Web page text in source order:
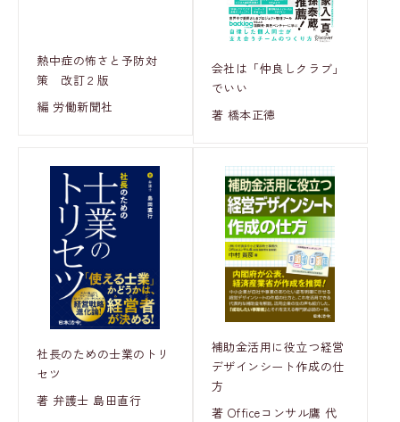
熱中症の怖さと予防対
策 改訂２版
編 労働新聞社
会社は「仲良しクラブ」
でいい
著 橋本正徳
社長のための士業のトリ
セツ
著 弁護士 島田直行
補助金活用に役立つ経営
デザインシート作成の仕
方
著 Officeコンサル鷹 代